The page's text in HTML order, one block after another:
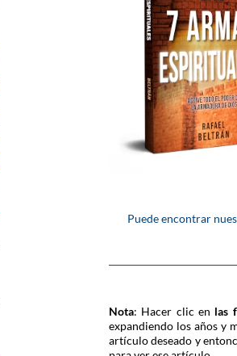
Puede encontrar
Nota: Hacer clic en las
expandiendo los años y
artículo deseado y